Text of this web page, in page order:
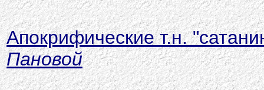
Апокрифические т.н.
Пановой